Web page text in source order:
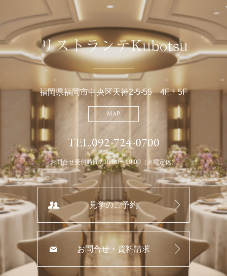
リストランテKubotsu
福岡県福岡市中央区天神2-5-55 4F・5F
MAP
TEL.092-724-0700
お問合せ受付時間 / 10:00〜19:00（火曜定休）
見学のご予約
お問合せ・資料請求